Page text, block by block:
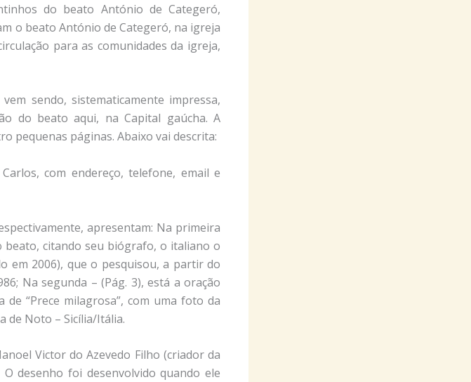
do beato António de Categeró,
o beato António de Categeró, na igreja
para as comunidades da igreja,
sendo, sistematicamente impressa,
do beato aqui, na Capital gaúcha. A
pequenas páginas. Abaixo vai descrita:
com endereço, telefone, email e
apresentam: Na primeira
beato, citando seu biógrafo, o italiano o
em 2006), que o pesquisou, a partir do
Na segunda – (Pág. 3), está a oração
“Prece milagrosa”, com uma foto da
de Noto – Sicília/Itália.
Victor do Azevedo Filho (criador da
desenho foi desenvolvido quando ele